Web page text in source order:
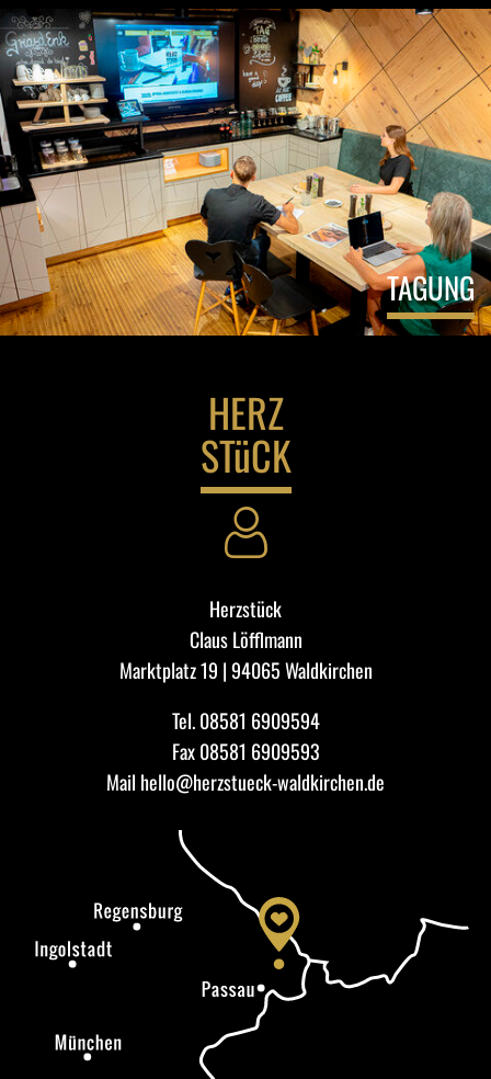
TAGUNG
HERZ
STüCK
Herzstück
Claus Löfflmann
Marktplatz 19 | 94065 Waldkirchen
Tel.08581 6909594
Fax 08581 6909593
Mail hello@herzstueck-waldkirchen.de